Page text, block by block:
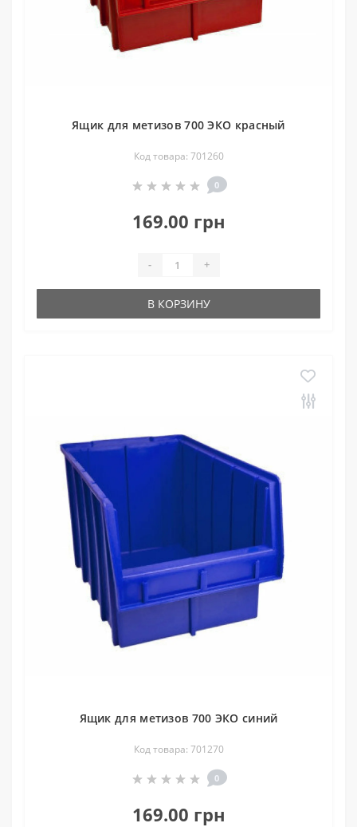
Ящик для метизов 700 ЭКО красный
Код товара: 701260
0
169.00 грн
- +
В КОРЗИНУ
Ящик для метизов 700 ЭКО синий
Код товара: 701270
0
169.00 грн